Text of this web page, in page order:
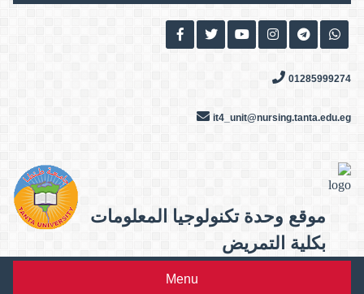
content
01285999274
it4_unit@nursing.tanta.edu.eg
موقع وحدة تكنولوجيا المعلومات
بكلية التمريض
Menu